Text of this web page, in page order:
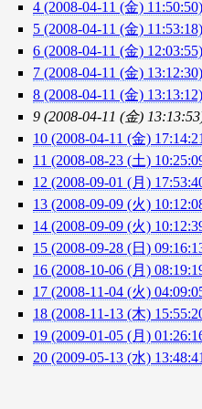
4 (2008-04-11 (金) 11:50:50)
5 (2008-04-11 (金) 11:53:18)
6 (2008-04-11 (金) 12:03:55)
7 (2008-04-11 (金) 13:12:30)
8 (2008-04-11 (金) 13:13:12)
9 (2008-04-11 (金)
10 (2008-04-11 (金)
11 (2008-08-23 (土)
12 (2008-09-01 (月)
13 (2008-09-09 (火)
14 (2008-09-09 (火)
15 (2008-09-28 (日)
16 (2008-10-06 (月)
17 (2008-11-04 (火)
18 (2008-11-13 (木)
19 (2009-01-05 (月)
20 (2009-05-13 (水)